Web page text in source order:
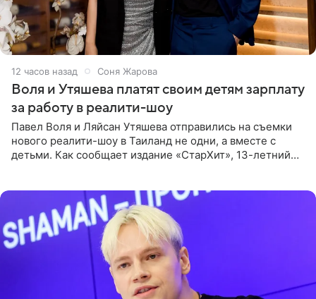
12 часов назад Соня Жарова
Воля и Утяшева платят своим детям зарплату
за работу в реалити-шоу
Павел Воля и Ляйсан Утяшева отправились на съемки
нового реалити-шоу в Таиланд не одни, а вместе с
детьми. Как сообщает издание «СтарХит», 13-летний